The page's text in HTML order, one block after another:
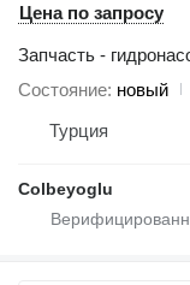
Цена по запросу
Запчасть -
Состояние новый
Турция
Colbeyoglu